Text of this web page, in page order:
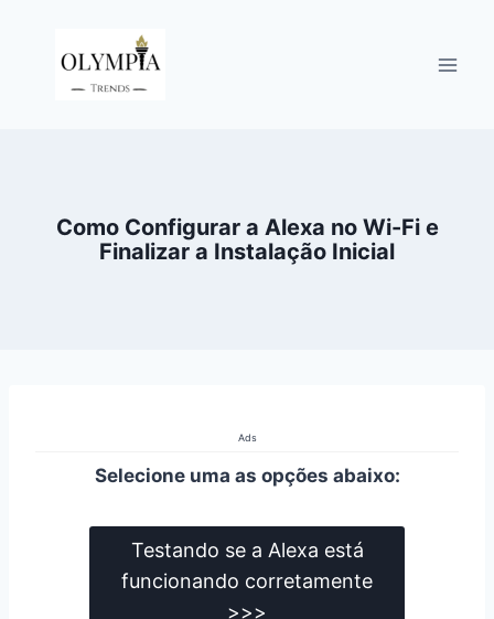
Como Configurar a Alexa no Wi-Fi e
Finalizar a Instalação Inicial
Ads
Selecione uma as opções abaixo:
Testando se a Alexa está
funcionando corretamente
>>>